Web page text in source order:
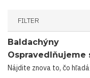
FILTER
Baldachýny
Ospravedlňujeme
Nájdite znova to, čo